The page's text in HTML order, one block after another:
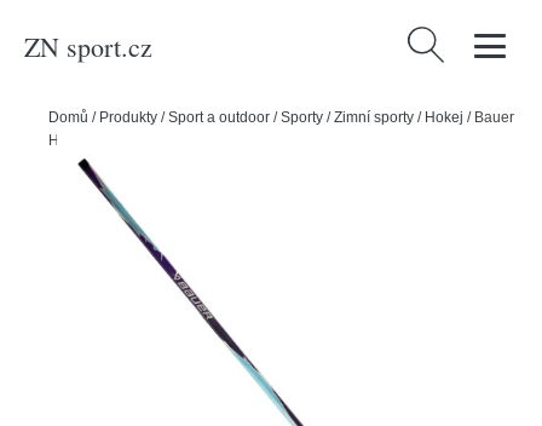
ZN sport.cz Vyhledávání
Domů / Produkty /Sport a outdoor /Sporty /Zimní sporty / Hokej / Bauer
Hokejka Bauer Vapor FlyLite Grip Glacier SR, Senior, 65, L, P92